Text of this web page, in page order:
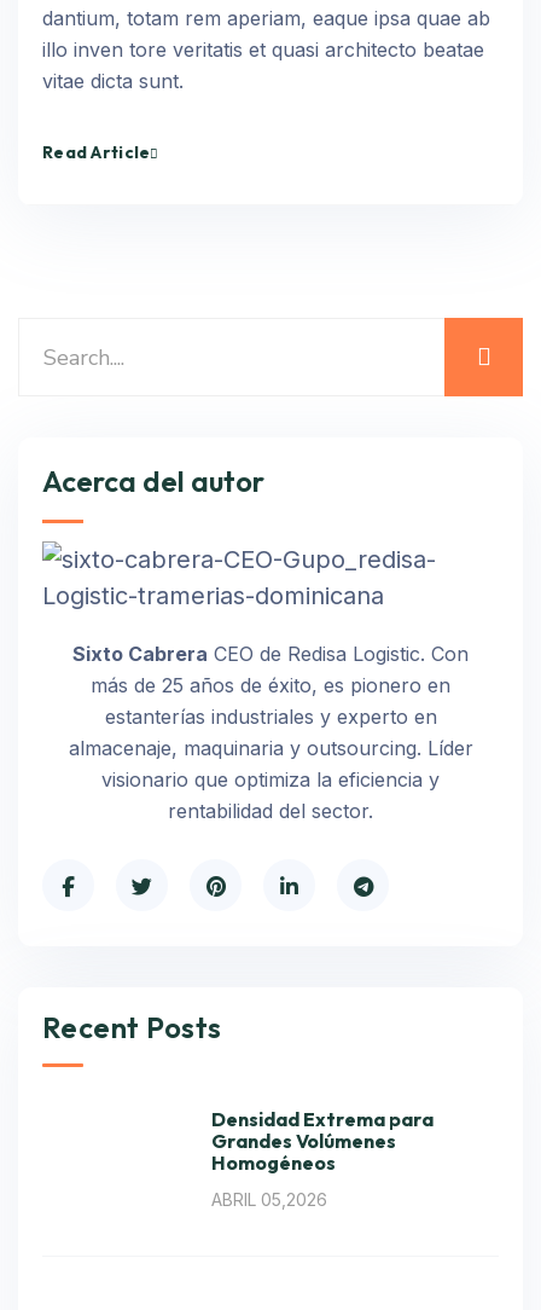
dantium, totam rem aperiam, eaque ipsa quae ab
illo inven tore veritatis et quasi architecto beatae
vitae dicta sunt.
Read Article
Acerca del autor
Sixto Cabrera CEO de Redisa Logistic. Con
más de 25 años de éxito, es pionero en
estanterías industriales y experto en
almacenaje, maquinaria y outsourcing. Líder
visionario que optimiza la eficiencia y
rentabilidad del sector.
Recent Posts
Densidad Extrema para
Grandes Volúmenes
Homogéneos
ABRIL 05,2026